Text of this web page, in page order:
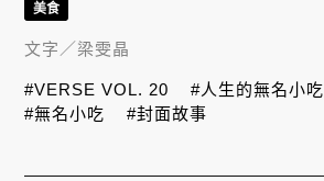
美食
文字／梁雯晶
#VERSE VOL. 20
#人生的無名小吃
#無名小吃
#封面故事